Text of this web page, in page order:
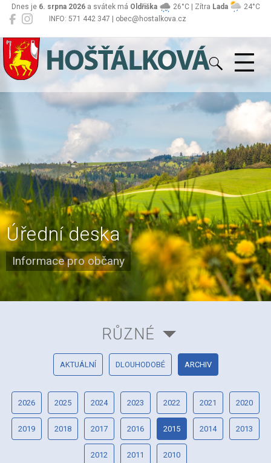
INFO: 571 442 347 | obec@hostalkova.cz
Dnes je 6. srpna 2026a svátek má Oldřiška 26°C | Zítra Lada 24°C
Hošťálková
Úřední deska
Informace pro občany
RŮZNÉ
AKTUÁLNÍ DLOUHODOBÉ ARCHIV
2026 2025 2024 2023 2022 2021 2020
2019 2018 2017 2016 2015 2014 2013
2012 2011 2010